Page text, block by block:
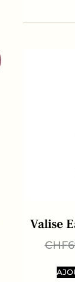
Valise
CHF